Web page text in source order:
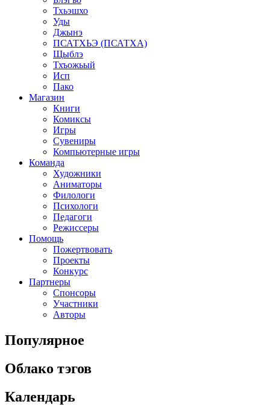
Тхьэшхо
Уды
Джынэ
ПСАТХЬЭ (ПСАТХА)
Щыблэ
Тхъожьый
Исп
Пако
Магазин
Книги
Комиксы
Игры
Сувениры
Компьютерные игры
Команда
Художники
Аниматоры
Филологи
Психологи
Педагоги
Режиссеры
Помощь
Пожертвовать
Проекты
Конкурс
Партнеры
Спонсоры
Участники
Авторы
Популярное
Облако тэгов
Календарь